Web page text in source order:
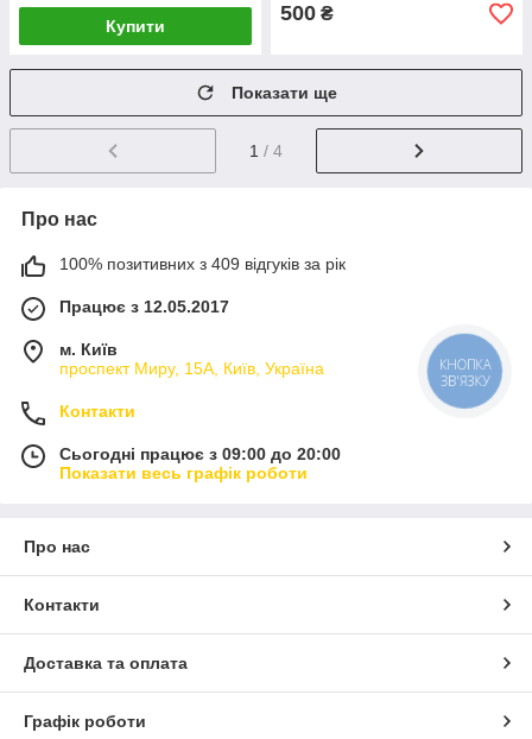
Купити
500 ₴
Показати ще
1 / 4
Про нас
100% позитивних з 409 відгуків за рік
Працює з 12.05.2017
м. Київ
проспект Миру, 15А, Київ, Україна
Контакти
Сьогодні працює з 09:00 до 20:00
Показати весь графік роботи
Про нас
Контакти
Доставка та оплата
Графік роботи
КНОПКА
ЗВ'ЯЗКУ